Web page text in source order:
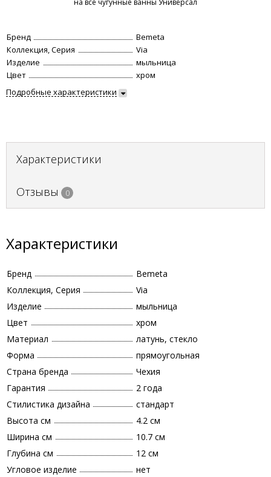
на все чугунные ванны Универсал
Бренд
Bemeta
Коллекция, Серия
Via
Изделие
мыльница
Цвет
хром
Подробные характеристики
Характеристики
Отзывы 0
Характеристики
Бренд
Bemeta
Коллекция, Серия
Via
Изделие
мыльница
Цвет
хром
Материал
латунь, стекло
Форма
прямоугольная
Страна бренда
Чехия
Гарантия
2 года
Стилистика дизайна
стандарт
Высота см
4.2 см
Ширина см
10.7 см
Глубина см
12 см
Угловое изделие
нет